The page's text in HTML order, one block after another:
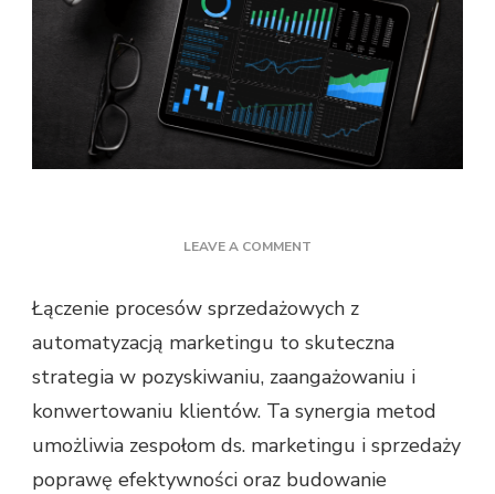
LEAVE A COMMENT
AUTOMATION
POMAGA
SPRZEDAŻY?
Łączenie procesów sprzedażowych z
automatyzacją marketingu to skuteczna
strategia w pozyskiwaniu, zaangażowaniu i
konwertowaniu klientów. Ta synergia metod
umożliwia zespołom ds. marketingu i sprzedaży
poprawę efektywności oraz budowanie